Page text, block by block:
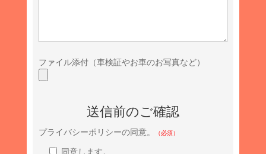
ファイル添付（車検証やお車のお写真など）
送信前のご確認
プライバシーポリシーの同意。 （必須）
同意します。